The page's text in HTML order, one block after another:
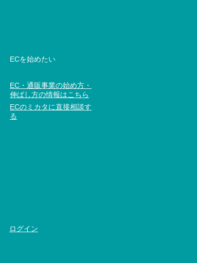
ECを始めたい
EC・通販事業の始め方・
伸ばし方の情報はこちら
ECのミカタに直接相談す
る
ログイン